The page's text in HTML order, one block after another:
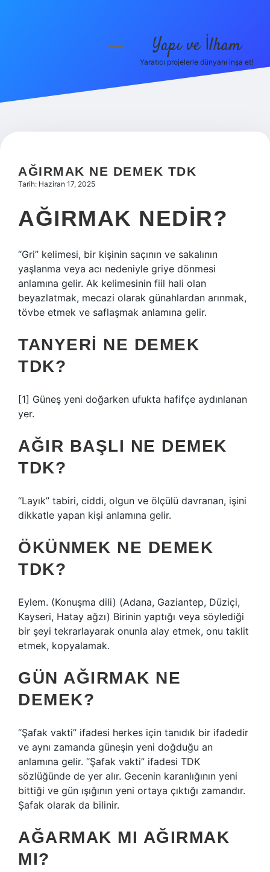
Hakkımızda
menüyü
Yapı ve İlham
Yaratıcı projelerle dünyanı inşa et!
AĞIRMAK NE DEMEK TDK
Tarih: Haziran 17, 2025
AĞIRMAK NEDIR?
“Gri” kelimesi, bir kişinin saçının ve sakalının
yaşlanma veya acı nedeniyle griye dönmesi
anlamına gelir. Ak kelimesinin fiil hali olan
beyazlatmak, mecazi olarak günahlardan arınmak,
tövbe etmek ve saflaşmak anlamına gelir.
TANYERI NE DEMEK
TDK?
[1] Güneş yeni doğarken ufukta hafifçe aydınlanan
yer.
AĞIR BAŞLI NE DEMEK
TDK?
“Layık” tabiri, ciddi, olgun ve ölçülü davranan, işini
dikkatle yapan kişi anlamına gelir.
ÖKÜNMEK NE DEMEK
TDK?
Eylem. (Konuşma dili) (Adana, Gaziantep, Düziçi,
Kayseri, Hatay ağzı) Birinin yaptığı veya söylediği
bir şeyi tekrarlayarak onunla alay etmek, onu taklit
etmek, kopyalamak.
GÜN AĞIRMAK NE
DEMEK?
“Şafak vakti” ifadesi herkes için tanıdık bir ifadedir
ve aynı zamanda güneşin yeni doğduğu an
anlamına gelir. “Şafak vakti” ifadesi TDK
sözlüğünde de yer alır. Gecenin karanlığının yeni
bittiği ve gün ışığının yeni ortaya çıktığı zamandır.
Şafak olarak da bilinir.
AĞARMAK MI AĞIRMAK
MI?